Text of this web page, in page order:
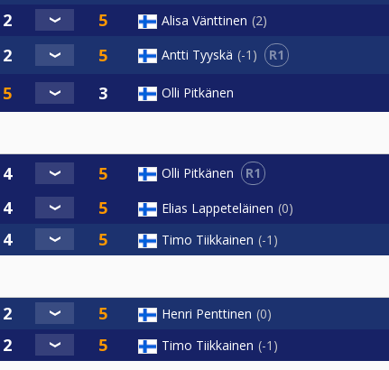
Alisa Vänttinen 2
Antti Tyyskä -1 R1
Olli Pitkänen
Olli Pitkänen R1
Elias Lappeteläinen 0
Timo Tiikkainen -1
Henri Penttinen 0
Timo Tiikkainen -1